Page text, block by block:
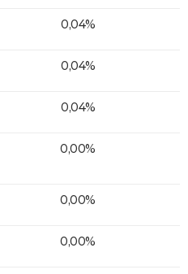
0,04%
0,04%
0,04%
0,00%
0,00%
0,00%